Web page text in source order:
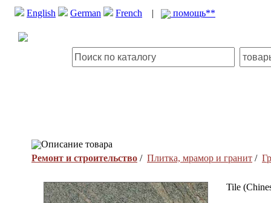
English German French | помощь**
Описание товара
Ремонт и строительство / Плитка, мрамор и гранит /
Tile